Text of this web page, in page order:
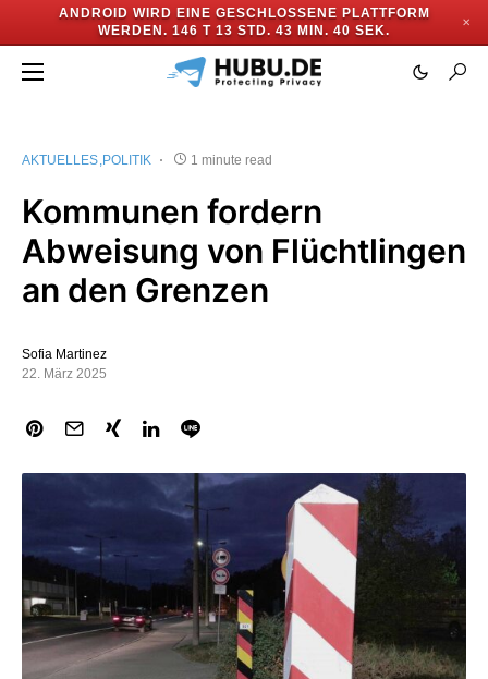
ANDROID WIRD EINE GESCHLOSSENE PLATTFORM
WERDEN. 146 T 13 STD. 43 MIN. 39 SEK.
✕
AKTUELLES POLITIK 1 minute read
Kommunen fordern
Abweisung von Flüchtlingen
an den Grenzen
Sofia Martinez
22. März 2025